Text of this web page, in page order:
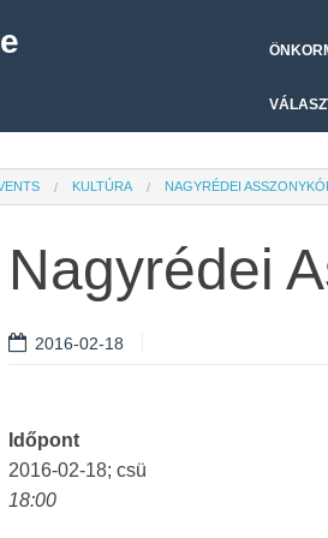
KULTÚRA NAGYRÉDEI
Nagyrédei
2016-02-18
Időpont
2016-02-18; csü
18:00